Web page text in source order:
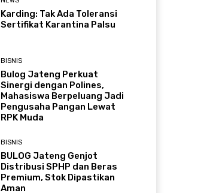
Karding: Tak Ada Toleransi
Sertifikat Karantina Palsu
BISNIS
Bulog Jateng Perkuat
Sinergi dengan Polines,
Mahasiswa Berpeluang Jadi
Pengusaha Pangan Lewat
RPK Muda
BISNIS
BULOG Jateng Genjot
Distribusi SPHP dan Beras
Premium, Stok Dipastikan
Aman